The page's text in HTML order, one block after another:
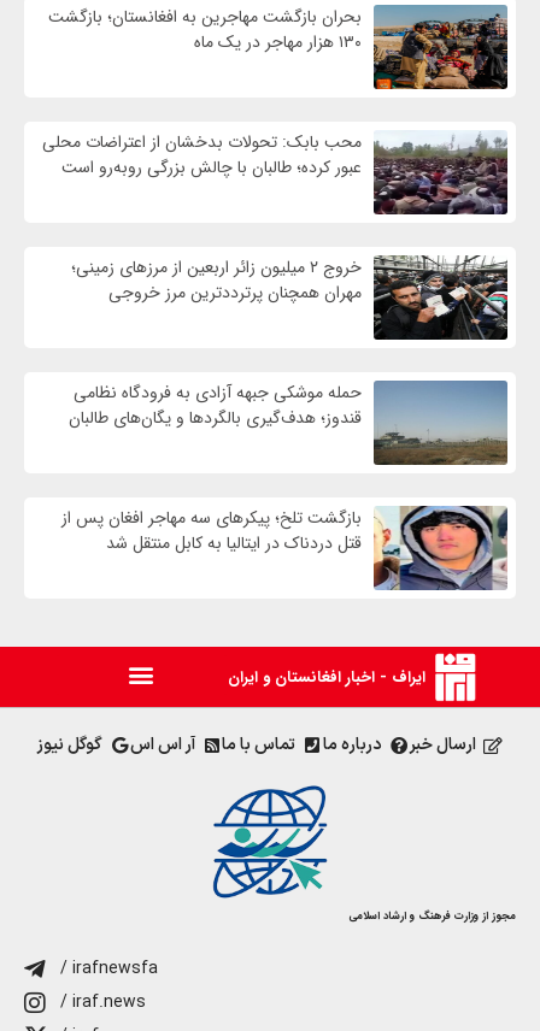
بحران بازگشت مهاجرین به افغانستان؛ بازگشت
۱۳۰ هزار مهاجر در یک ماه
محب بابک: تحولات بدخشان از اعتراضات محلی
عبور کرده؛ طالبان با چالش بزرگی روبه‌رو است
خروج ۲ میلیون زائر اربعین از مرزهای زمینی؛
مهران همچنان پرترددترین مرز خروجی
حمله موشکی جبهه آزادی به فرودگاه نظامی
قندوز؛ هدف‌گیری بالگردها و یگان‌های طالبان
بازگشت تلخ؛ پیکرهای سه مهاجر افغان پس از
قتل دردناک در ایتالیا به کابل منتقل شد
ایراف - اخبار افغانستان و ایران
ارسال خبر درباره ما تماس با ما آر اس اس گوگل نیوز
مجوز از وزارت فرهنگ و ارشاد اسلامی
/ irafnewsfa
/ iraf.news